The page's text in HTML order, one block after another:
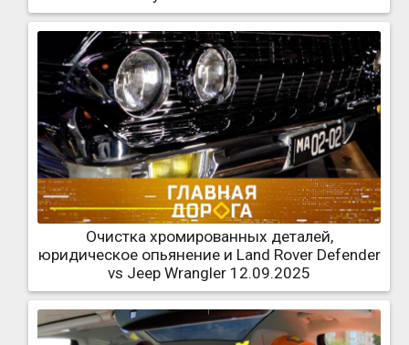
Очистка хромированных деталей,
юридическое опьянение и Land Rover Defender
vs Jeep Wrangler 12.09.2025